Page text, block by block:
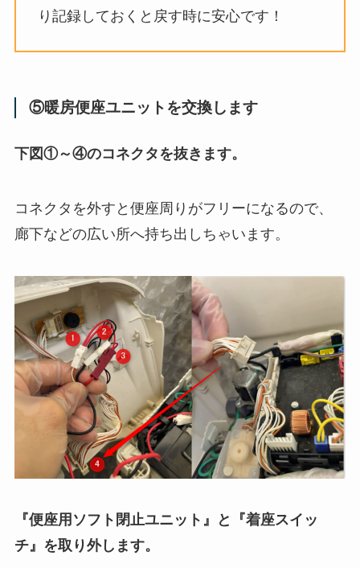
り記録しておくと戻す時に安心です！
⑤暖房便座ユニットを交換します
下図①～④のコネクタを抜きます。
コネクタを外すと便座周りがフリーになるので、
廊下などの広い所へ持ち出しちゃいます。
『便座用ソフト閉止ユニット』と『着座スイッ
チ』を取り外します。